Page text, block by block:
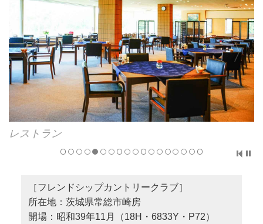
レストラン
［フレンドシップカントリークラブ］
所在地：茨城県常総市崎房
開場：昭和39年11月（18H・6833Y・P72）